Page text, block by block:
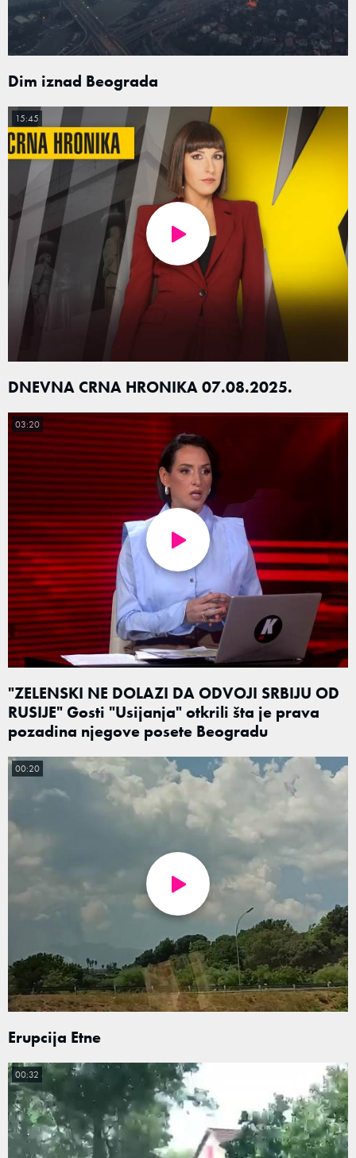
Dim iznad Beograda
DNEVNA CRNA HRONIKA 07.08.2025.
15:45
"ZELENSKI NE DOLAZI DA ODVOJI SRBIJU OD
RUSIJE" Gosti "Usijanja" otkrili šta je prava
pozadina njegove posete Beogradu
03:20
Erupcija Etne
00:20
00:32